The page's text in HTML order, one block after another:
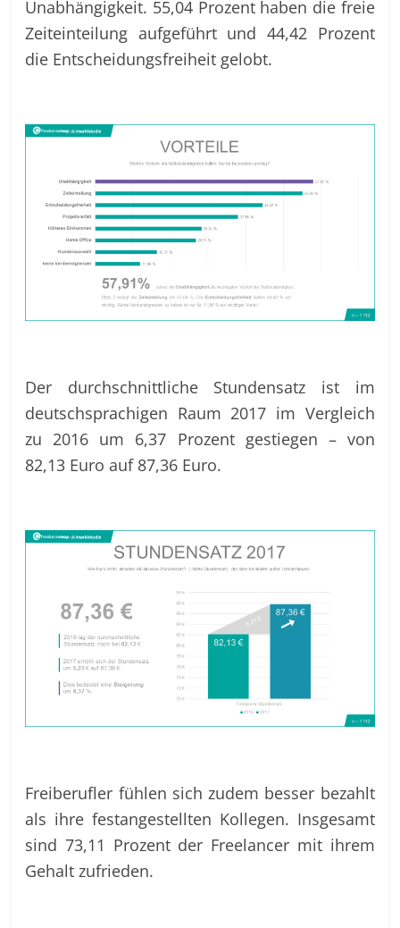
Unabhängigkeit. 55,04 Prozent haben die freie
Zeiteinteilung aufgeführt und 44,42 Prozent
die Entscheidungsfreiheit gelobt.
Der durchschnittliche Stundensatz ist im
deutschsprachigen Raum 2017 im Vergleich
zu 2016 um 6,37 Prozent gestiegen – von
82,13 Euro auf 87,36 Euro.
Freiberufler fühlen sich zudem besser bezahlt
als ihre festangestellten Kollegen. Insgesamt
sind 73,11 Prozent der Freelancer mit ihrem
Gehalt zufrieden.